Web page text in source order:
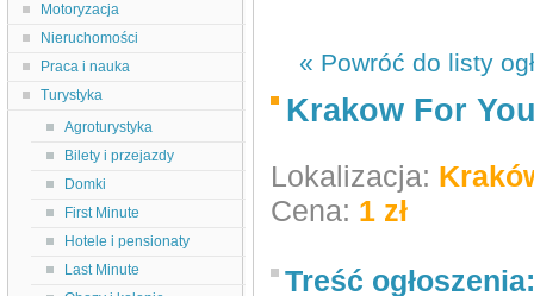
Motoryzacja
Nieruchomości
Praca i nauka
Turystyka
Agroturystyka
Bilety i przejazdy
Domki
First Minute
Hotele i pensionaty
Last Minute
« Powróć do listy
Krakow For
Lokalizacja:
Cena: 1 zł
Treść ogłoszenia: